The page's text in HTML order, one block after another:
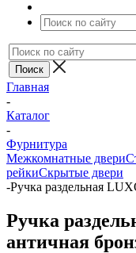
Главная
-
Каталог
-
Фурнитура
Межкомнатные двери
рейкиСкрытые двери
-Ручка раздельная
Ручка
античная